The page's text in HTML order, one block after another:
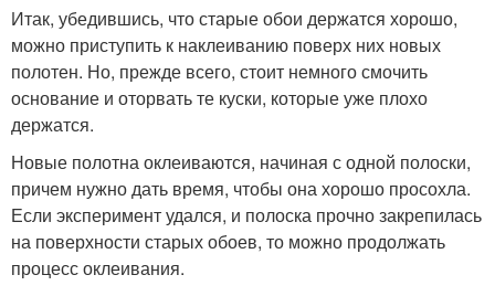
Итак, убедившись, что старые обои держатся хорошо,
можно приступить к наклеиванию поверх них новых
полотен. Но, прежде всего, стоит немного смочить
основание и оторвать те куски, которые уже плохо
держатся.
Новые полотна оклеиваются, начиная с одной полоски,
причем нужно дать время, чтобы она хорошо просохла.
Если эксперимент удался, и полоска прочно закрепилась
на поверхности старых обоев, то можно продолжать
процесс оклеивания.